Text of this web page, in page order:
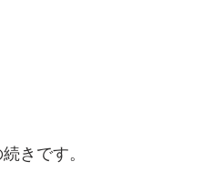
きです。